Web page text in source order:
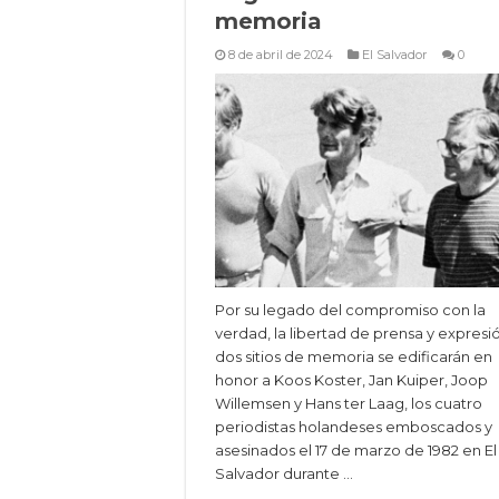
memoria
8 de abril de 2024 El Salvador 0
Por su legado del compromiso con la
verdad, la libertad de prensa y
dos sitios de memoria se edificarán en
honor a Koos Koster, Jan Kuiper, Joop
Willemsen y Hans ter Laag, los cuatro
periodistas holandeses emboscados y
asesinados el 17 de marzo de 1982 en El
Salvador durante …